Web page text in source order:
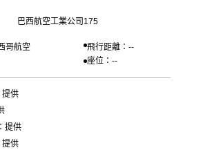
巴西航空工業公司175
哥航空
飛行距離：--
座位：--
提供
提供
提供